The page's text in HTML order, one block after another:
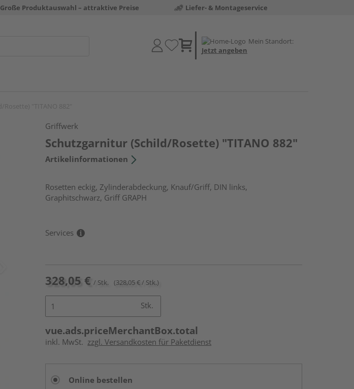
Große Produktauswahl – attraktive Preise Liefer- & Montageservice
Mein Standort:
Jetzt angeben
Griffwerk
Schutzgarnitur (Schild/Rosette) "TITANO 882"
Artikelinformationen
Rosetten eckig, Zylinderabdeckung, Knauf/Griff, DIN links,
Graphitschwarz, Griff GRAPH
Services
328,05 € / Stk. (328,05 € / Stk.)
Stk.
vue.ads.priceMerchantBox.total
inkl. MwSt. zzgl. Versandkosten für Paketdienst
Online bestellen